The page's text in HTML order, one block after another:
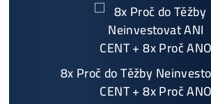
Vyplatí se vůbec Těžba? Nebo raději
v ZISKU až